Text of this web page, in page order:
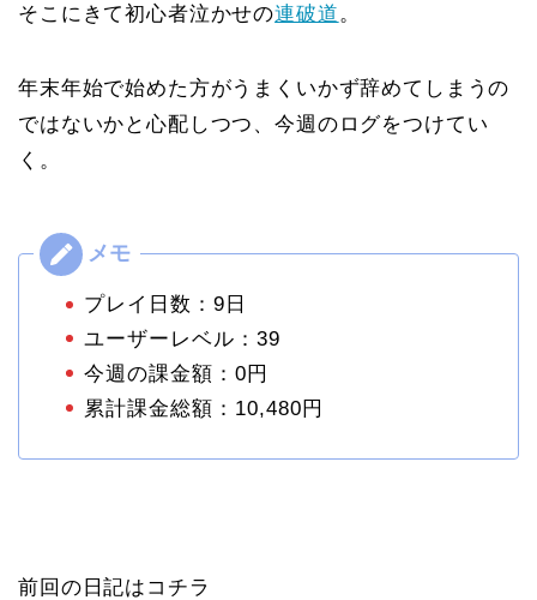
そこにきて初心者泣かせの連破道。
年末年始で始めた方がうまくいかず辞めてしまうの
ではないかと心配しつつ、今週のログをつけてい
く。
プレイ日数：9日
ユーザーレベル：39
今週の課金額：0円
累計課金総額：10,480円
前回の日記はコチラ